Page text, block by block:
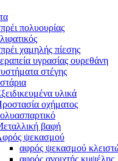
πολυουρίας
χαμηλής πίεσης
υγρασίας ουρεθάνη
στέγης
υλικά
οχήματος
βαφή
ψεκασμού
αφρός ψεκασμού
αφρός ανοιχτής κυψέλης